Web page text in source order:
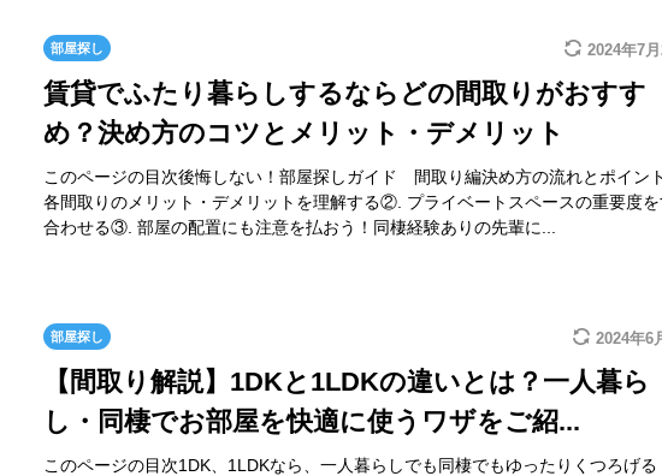
部屋探し 2024年7月
賃貸でふたり暮らしするならどの間取りがおすす
め？決め方のコツとメリット・デメリット
このページの目次後悔しない！部屋探しガイド 間取り編決め方の流れとポイン
各間取りのメリット・デメリットを理解する②. プライベートスペースの重要度を
合わせる③. 部屋の配置にも注意を払おう！同棲経験ありの先輩に...
部屋探し 2024年6
【間取り解説】1DKと1LDKの違いとは？一人暮ら
し・同棲でお部屋を快適に使うワザをご紹...
このページの目次1DK、1LDKなら、一人暮らしでも同棲でもゆったりくつろげる